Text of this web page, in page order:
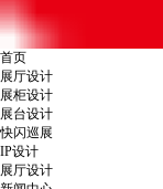
首页
展厅设计
展柜设计
展台设计
快闪巡展
IP设计
展厅设计